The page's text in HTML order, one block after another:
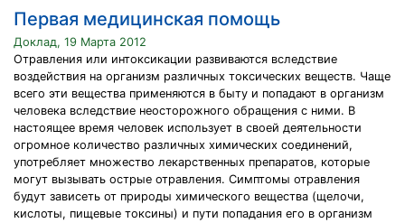
Первая медицинская помощь
Доклад, 19 Марта 2012
Отравления или интоксикации развиваются вследствие
воздействия на организм различных токсических веществ. Чаще
всего эти вещества применяются в быту и попадают в организм
человека вследствие неосторожного обращения с ними. В
настоящее время человек использует в своей деятельности
огромное количество различных химических соединений,
употребляет множество лекарственных препаратов, которые
могут вызывать острые отравления. Симптомы отравления
будут зависеть от природы химического вещества (щелочи,
кислоты, пищевые токсины) и пути попадания его в организм